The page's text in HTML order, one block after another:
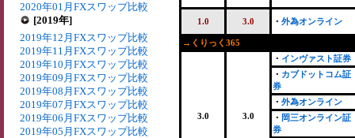
2020年01月FXスワップ比較
[2019年]
2019年12月FXスワップ比較
2019年11月FXスワップ比較
2019年10月FXスワップ比較
2019年09月FXスワップ比較
2019年08月FXスワップ比較
2019年07月FXスワップ比較
2019年06月FXスワップ比較
2019年05月FXスワップ比較
1.0 3.0 ・ 外為オンライン
→くりっく365
3.0 3.0
・ インヴァスト証券
・ カブドットコム証
券
・ 外為オンライン
・ 岡三オンライン証
券